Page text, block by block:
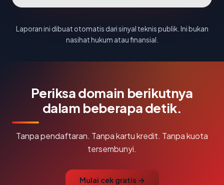
Laporan ini dibuat otomatis dari sinyal teknis publik. Ini bukan
nasihat hukum atau finansial.
Periksa domain berikutnya
dalam beberapa detik.
Tanpa pendaftaran. Tanpa kartu kredit. Tanpa kuota
tersembunyi.
Mulai cek gratis →